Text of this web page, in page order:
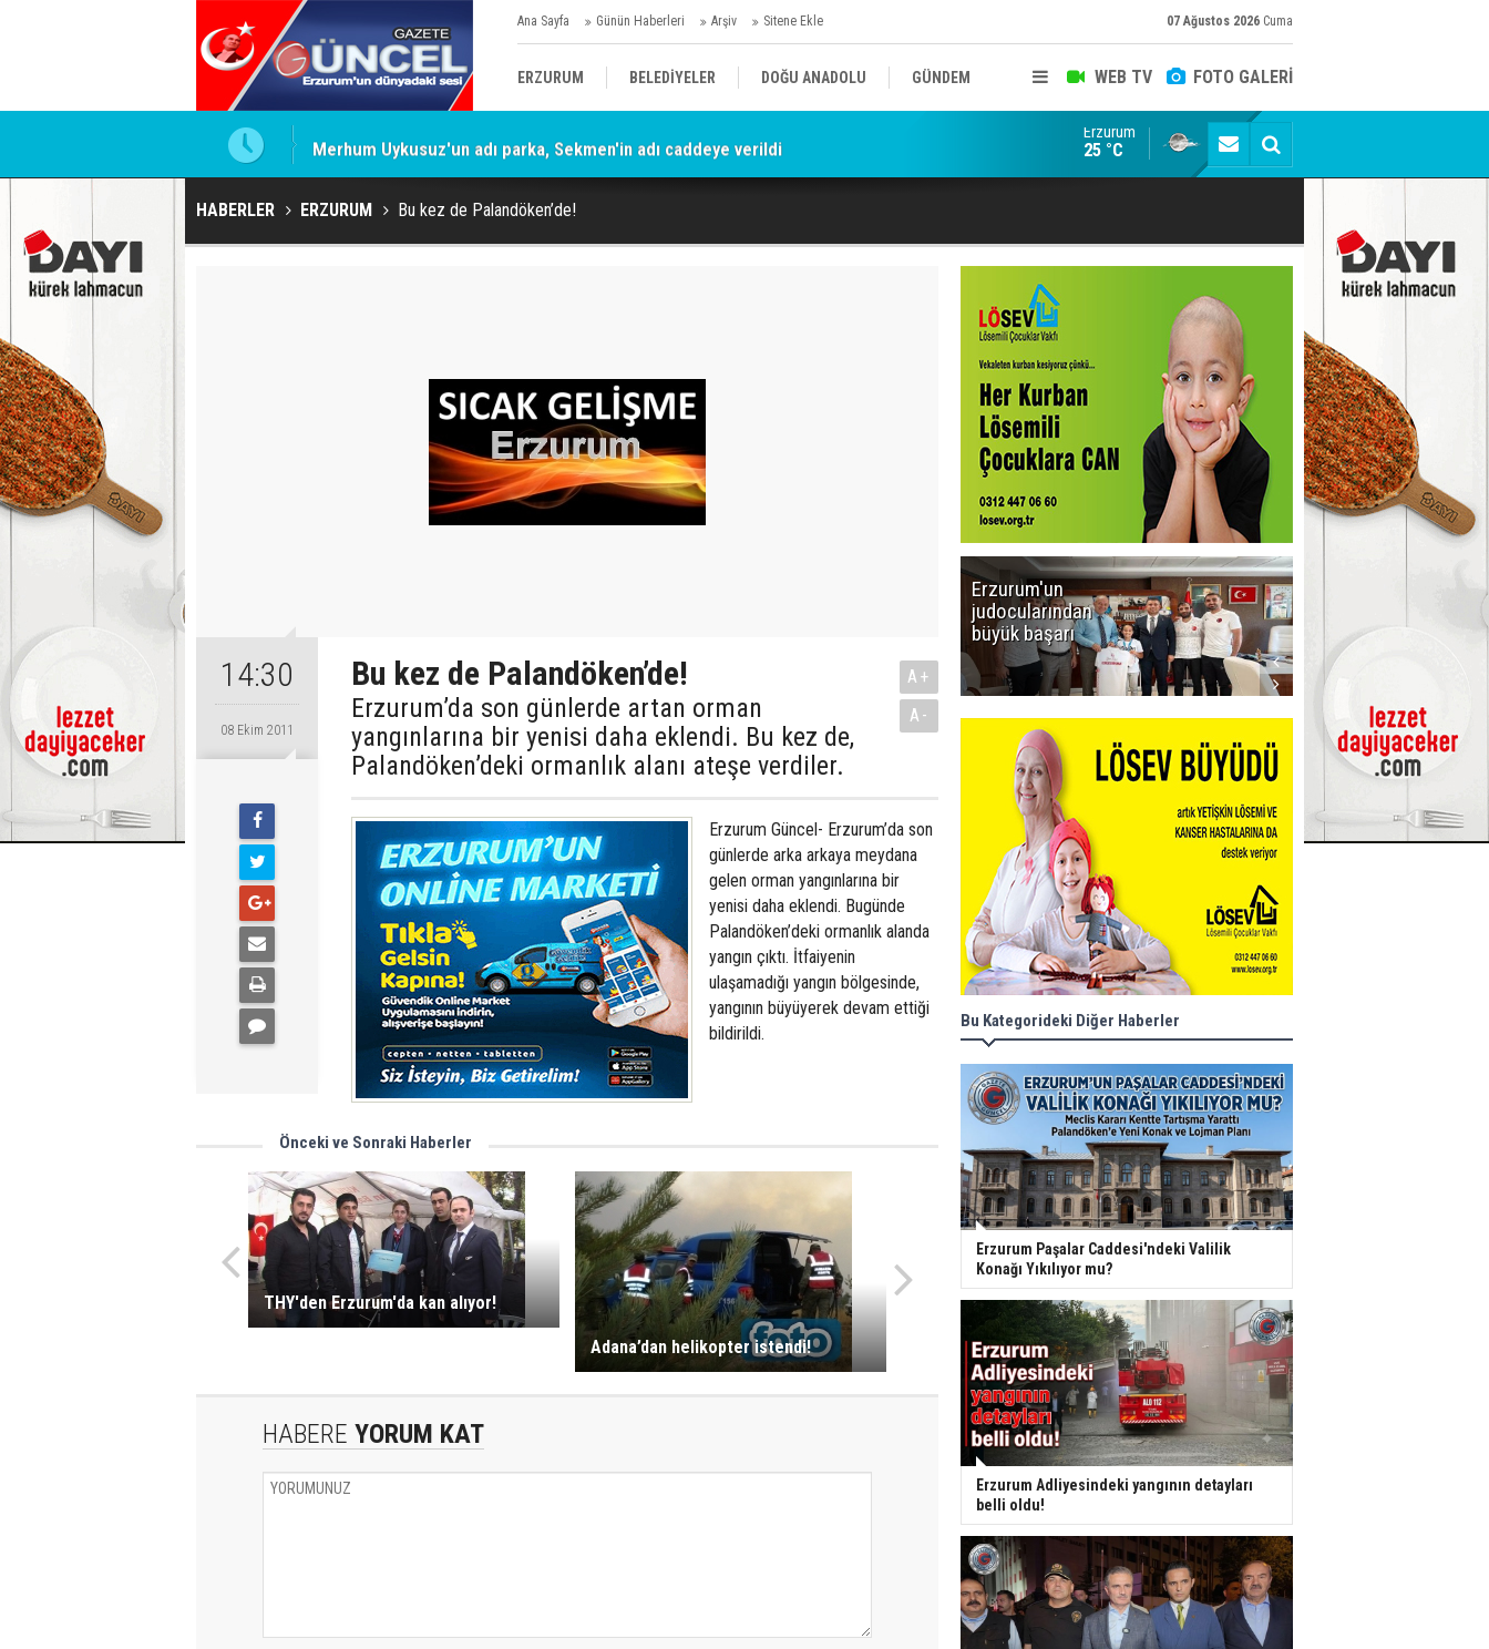
Ana Sayfa Günün Haberleri Arşiv Sitene Ekle 07 Ağustos 2026 Cuma
WEB TV FOTO GALERİ
ERZURUM BELEDİYELER DOĞU ANADOLU GÜNDEM
SİYASET AFAD/ SAVAŞ SPOR
KÜLTÜR/SANAT//MAĞAZİN
Merhum Uykusuz'un adı parka, Sekmen'in adı caddeye verildi Konuşanlar'a katıldı, söyledikleri başına iş açtı!
Erzurum
25 °C
HABERLER ERZURUM Bu kez de Palandöken’de!
14:30
08 Ekim 2011
Bu kez de Palandöken’de!
Erzurum’da son günlerde artan orman
yangınlarına bir yenisi daha eklendi. Bu kez de,
Palandöken’deki ormanlık alanı ateşe verdiler.
A+
A-
Erzurum Güncel- Erzurum’da son
günlerde arka arkaya meydana
gelen orman yangınlarına bir
yenisi daha eklendi. Bugünde
Palandöken’deki ormanlık alanda
yangın çıktı. İtfaiyenin
ulaşamadığı yangın bölgesinde,
yangının büyüyerek devam ettiği
bildirildi.
Önceki ve Sonraki Haberler
THY'den Erzurum'da kan alıyor!
Adana’dan helikopter istendi!
HABERE YORUM KAT
Erzurum'un
judocularından
büyük başarı
Bu Kategorideki Diğer Haberler
Erzurum Paşalar Caddesi'ndeki Valilik
Konağı Yıkılıyor mu?
Erzurum Adliyesindeki yangının detayları
belli oldu!